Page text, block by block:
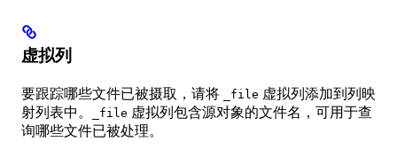
虚拟列
要跟踪哪些文件已被摄取，请将 _file 虚拟列添加到列映
射列表中。
_file 虚拟列包含源对象的文件名，可用于查
询哪些文件已被处理。